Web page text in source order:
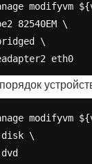
modifyvm
82540EM \
\
--bridgeadapter2 eth0
modifyvm
disk \